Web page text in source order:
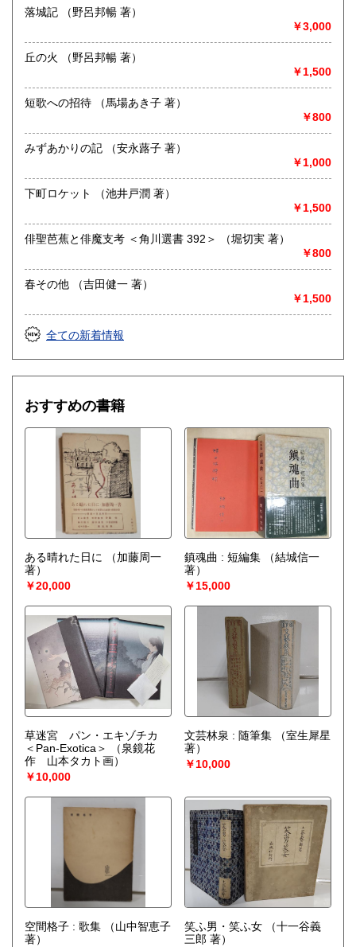
り 12月31日から1月3日までは休業いたします。その間のご
注文については、4日以降に対応させて頂きます。また、年末
のご注文分の発送については、郵便局・配送業者の日程に準
じて行いますので、ご了承下さい。
-
取り扱い分野
美術工芸、国語国文、外国文学、趣味、サブカルチャー
落城記 （野呂邦暢 著）
￥3,000
丘の火 （野呂邦暢 著）
￥1,500
短歌への招待 （馬場あき子 著）
￥800
みずあかりの記 （安永蕗子 著）
￥1,000
下町ロケット （池井戸潤 著）
￥1,500
俳聖芭蕉と俳魔支考 ＜角川選書 392＞ （堀切実 著）
￥800
春その他 （吉田健一 著）
￥1,500
全ての新着情報
おすすめの書籍
ある晴れた日に
（加藤周一
著）
￥20,000
鎮魂曲 : 短編集
（結城信一
著）
￥15,000
草迷宮 パン・エキゾチカ
＜Pan-Exotica＞
（泉鏡花
作 山本タカト画）
￥10,000
文芸林泉 : 随筆集
（室生犀星
著）
￥10,000
空間格子 : 歌集
（山中智恵子
著）
笑ふ男・笑ふ女
（十一谷義
三郎 著）